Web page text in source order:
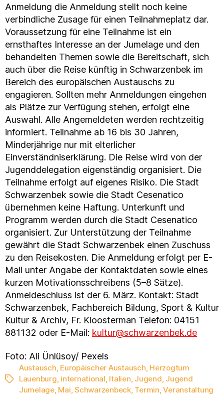
Anmeldung die Anmeldung stellt noch keine
verbindliche Zusage für einen Teilnahmeplatz dar.
Voraussetzung für eine Teilnahme ist ein
ernsthaftes Interesse an der Jumelage und den
behandelten Themen sowie die Bereitschaft, sich
auch über die Reise künftig in Schwarzenbek im
Bereich des europäischen Austauschs zu
engagieren. Sollten mehr Anmeldungen eingehen
als Plätze zur Verfügung stehen, erfolgt eine
Auswahl. Alle Angemeldeten werden rechtzeitig
informiert. Teilnahme ab 16 bis 30 Jahren,
Minderjährige nur mit elterlicher
Einverständniserklärung. Die Reise wird von der
Jugenddelegation eigenständig organisiert. Die
Teilnahme erfolgt auf eigenes Risiko. Die Stadt
Schwarzenbek sowie die Stadt Cesenatico
übernehmen keine Haftung. Unterkunft und
Programm werden durch die Stadt Cesenatico
organisiert. Zur Unterstützung der Teilnahme
gewährt die Stadt Schwarzenbek einen Zuschuss
zu den Reisekosten. Die Anmeldung erfolgt per E-
Mail unter Angabe der Kontaktdaten sowie eines
kurzen Motivationsschreibens (5–8 Sätze).
Anmeldeschluss ist der 6. März. Kontakt: Stadt
Schwarzenbek, Fachbereich Bildung, Sport & Kultur
Kultur & Archiv, Fr. Kloosterman Telefon: 04151
881132 oder E-Mail: kultur@schwarzenbek.de
Foto: Ali Ünlüsoy/ Pexels
Schlagwörter
Austausch, Europäischer Austausch, Herzogtum
Lauenburg, international, Italien, Jugend, Jugend
Jumelage, Mai,Schwarzenbeck, Termin,Veranstaltung